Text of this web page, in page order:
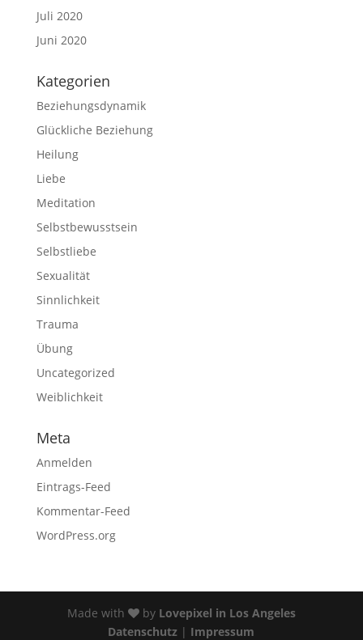
Juli 2020
Juni 2020
Kategorien
Beziehungsdynamik
Glückliche Beziehung
Heilung
Liebe
Meditation
Selbstbewusstsein
Selbstliebe
Sexualität
Sinnlichkeit
Trauma
Übung
Uncategorized
Weiblichkeit
Meta
Anmelden
Eintrags-Feed
Kommentar-Feed
WordPress.org
Made with by Lovepixel in Los Angeles
Datenschutz | Impressum